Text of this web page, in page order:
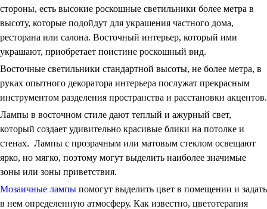
стороны, есть высокие роскошные светильники более метра в
высоту, которые подойдут для украшения частного дома,
ресторана или салона. Восточный интерьер, который ими
украшают, приобретает поистине роскошный вид.
Восточные светильники стандартной высоты, не более метра, в
руках опытного декоратора интерьера послужат прекрасным
инструментом разделения пространства и расстановки акцентов.
Лампы в восточном стиле дают теплый и ажурный свет,
который создает удивительно красивые блики на потолке и
стенах. Лампы с прозрачным или матовым стеклом освещают
ярко, но мягко, поэтому могут выделить наиболее значимые
зоны или зоны приветствия.
Мозаичные лампы помогут выделить цвет в помещении и задать
в нем определенную атмосферу. Как известно, цветотерапия